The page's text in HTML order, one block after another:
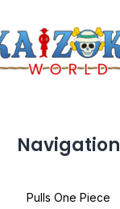
Navigation
Pulls One Piece